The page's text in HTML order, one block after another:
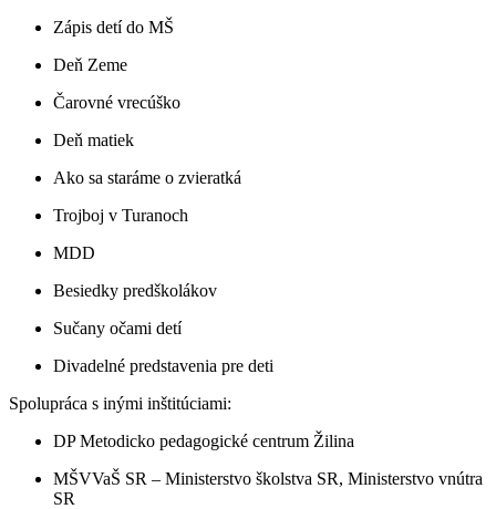
Zápis detí do MŠ
Deň Zeme
Čarovné vrecúško
Deň matiek
Ako sa staráme o zvieratká
Trojboj v Turanoch
MDD
Besiedky predškolákov
Sučany očami detí
Divadelné predstavenia pre deti
Spolupráca s inými inštitúciami:
DP Metodicko pedagogické centrum Žilina
MŠVVaŠ SR – Ministerstvo školstva SR, Ministerstvo vnútra
SR